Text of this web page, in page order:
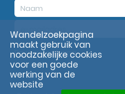
Privacyverklaring
Wandelzoekpagina
maakt gebruik van
noodzakelijke cookies
voor een goede
werking van de
website